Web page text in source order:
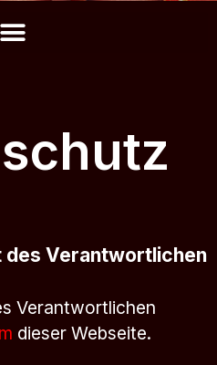
des Verantwortlichen
Verantwortlichen
dieser Webseite.